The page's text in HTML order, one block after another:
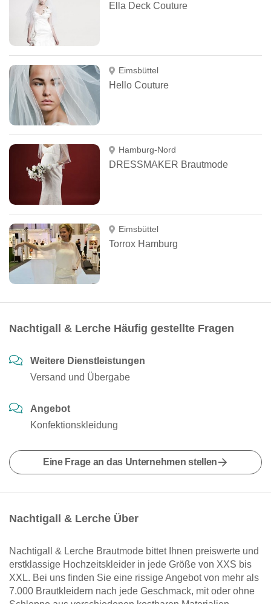
Ella Deck Couture
Eimsbüttel
Hello Couture
Hamburg-Nord
DRESSMAKER Brautmode
Eimsbüttel
Torrox Hamburg
Nachtigall & Lerche Häufig gestellte Fragen
Weitere Dienstleistungen
Versand und Übergabe
Angebot
Konfektionskleidung
Eine Frage an das Unternehmen stellen
Nachtigall & Lerche Über
Nachtigall & Lerche Brautmode bittet Ihnen preiswerte und
erstklassige Hochzeitskleider in jede Größe von XXS bis
XXL. Bei uns finden Sie eine rissige Angebot von mehr als
7.000 Brautkleidern nach jede Geschmack, mit oder ohne